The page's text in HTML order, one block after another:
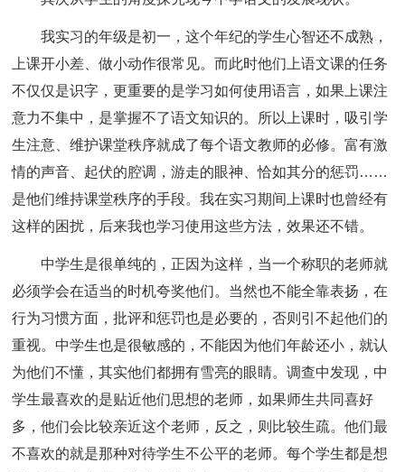
我实习的年级是初一，这个年纪的学生心智还不成熟，
上课开小差、做小动作很常见。而此时他们上语文课的任务
不仅仅是识字，更重要的是学习如何使用语言，如果上课注
意力不集中，是掌握不了语文知识的。所以上课时，吸引学
生注意、维护课堂秩序就成了每个语文教师的必修。富有激
情的声音、起伏的腔调，游走的眼神、恰如其分的惩罚……
是他们维持课堂秩序的手段。我在实习期间上课时也曾经有
这样的困扰，后来我也学习使用这些方法，效果还不错。
中学生是很单纯的，正因为这样，当一个称职的老师就
必须学会在适当的时机夸奖他们。当然也不能全靠表扬，在
行为习惯方面，批评和惩罚也是必要的，否则引不起他们的
重视。中学生也是很敏感的，不能因为他们年龄还小，就认
为他们不懂，其实他们都拥有雪亮的眼睛。调查中发现，中
学生最喜欢的是贴近他们思想的老师，如果师生共同喜好
多，他们会比较亲近这个老师，反之，则比较生疏。他们最
不喜欢的就是那种对待学生不公平的老师。每个学生都是想